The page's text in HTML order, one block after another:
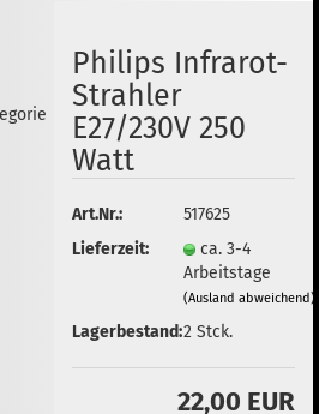
erstellen
vergessen?
Philips Infrarot-
Strahler
E27/230V 250
Watt
Art.Nr.:
517625
Lieferzeit:
ca. 3-4
Arbeitstage
(Ausland abweichend)
Lagerbestand:2 Stck.
22,00 EUR